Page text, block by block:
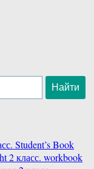
Student’s Book
2 класс. workbook